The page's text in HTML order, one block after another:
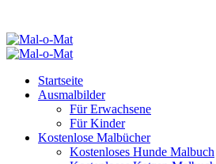
Startseite
Ausmalbilder
Für Erwachsene
Für Kinder
Kostenlose Malbücher
Kostenloses Hunde Malbuch